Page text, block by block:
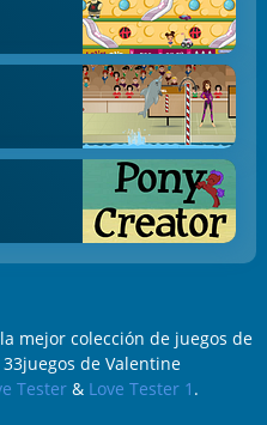
mejor colección de juegos de
de Valentine
Tester& Love Tester 1 .